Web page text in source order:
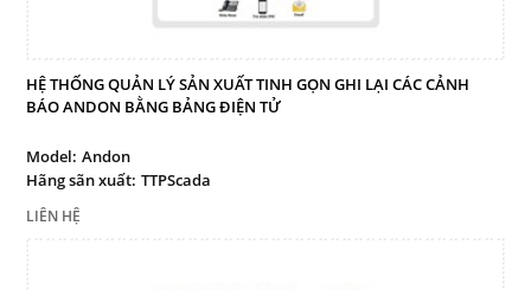
HỆ THỐNG QUẢN LÝ SẢN XUẤT TINH GỌN GHI LẠI CÁC CẢNH
BÁO ANDON BẰNG BẢNG ĐIỆN TỬ
Model: Andon
Hãng sãn xuất: TTPScada
LIÊN HỆ